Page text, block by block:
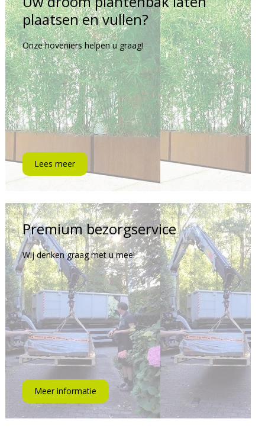
plaatsen en vullen?
Onze hoveniers helpen u graag!
Lees meer
Premium bezorgservice
Wij denken graag met u mee!
Meer informatie